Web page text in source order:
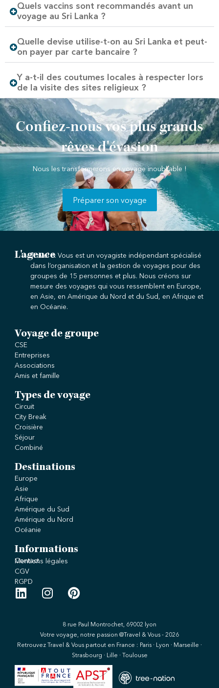
Quels vaccins sont recommandés avant un
voyage au Sri Lanka ?
Quelle devise utilise-t-on au Sri Lanka et peut-
on payer par carte bancaire ?
Y a-t-il des coutumes locales à respecter lors
de la visite des sites religieux ?
Confiez-nous vos plus grands
rêves d'évasion
Nous les transformerons en voyage inoubliable !
Préparer son voyage
L'agence
Travel & Vous est un voyagiste indépendant spécialisé
dans l’organisation et la gestion de voyages pour des
groupes de 15 personnes et plus. Nous créons sur
mesure des voyages qui vous ressemblent en Europe,
en Asie, en Amérique du Nord et du Sud, en Afrique et
en Océanie.
Voyage de groupe
CSE
Entreprises
Associations
Amis et famille
Types de voyage
Circuit
City Break
Croisière
Séjour
Combiné
Destinations
Europe
Asie
Afrique
Amérique du Sud
Amérique du Nord
Océanie
Informations
Contact
Mentions légales
CGV
RGPD
8 rue Paul Montrochet, 69002 lyon
Votre voyage, notre passion @Travel & Vous - 2026
Retrouvez Travel & Vous partout en France : Paris · Lyon · Marseille ·
Strasbourg · Lille · Toulouse